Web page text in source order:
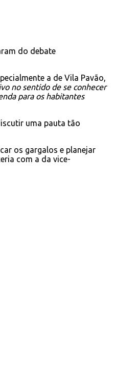
do debate
a de Vila Pavão,
no sentido de se conhecer
para os habitantes
uma pauta tão
os gargalos e planejar
com a da vice-